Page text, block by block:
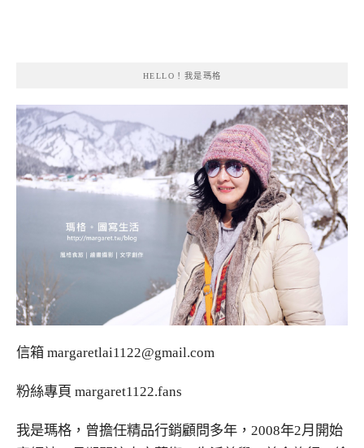
HELLO！我是瑪格
信箱 margaretlai1122@gmail.com
粉絲專頁 margaret1122.fans
我是瑪格，曾擔任精品行銷顧問多年，2008年2月開始